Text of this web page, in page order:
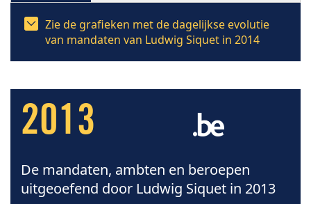
Zie de grafieken met de dagelijkse evolutie
van mandaten van Ludwig Siquet in 2014
2013
De mandaten, ambten en beroepen
uitgeoefend door Ludwig Siquet in 2013